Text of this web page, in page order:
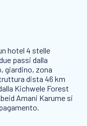
hotel 4 stelle
passi dalla
giardino, zona
dista 46 km
Kichwele Forest
Amani Karume si